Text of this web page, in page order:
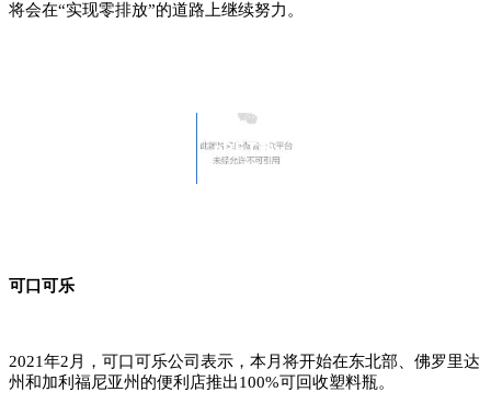
将会在“实现零排放”的道路上继续努力。
rPET瓶
可口可乐
2021年2月，可口可乐公司表示，本月将开始在东北部、佛罗里达
州和加利福尼亚州的便利店推出100%可回收塑料瓶。